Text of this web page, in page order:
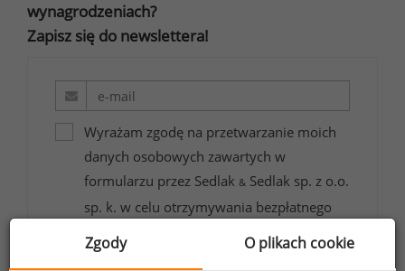
wynagrodzeniach?
Zapisz się do newslettera!
Wyrażam zgodę na przetwarzanie moich
danych osobowych zawartych w
formularzu przez Sedlak & Sedlak sp. z o.o.
sp. k. w celu otrzymywania bezpłatnego
newsletter’a portalu wynagrodzenia.pl.
Wyrażam zgodę na przesyłanie na podany
Zgody O plikach cookie